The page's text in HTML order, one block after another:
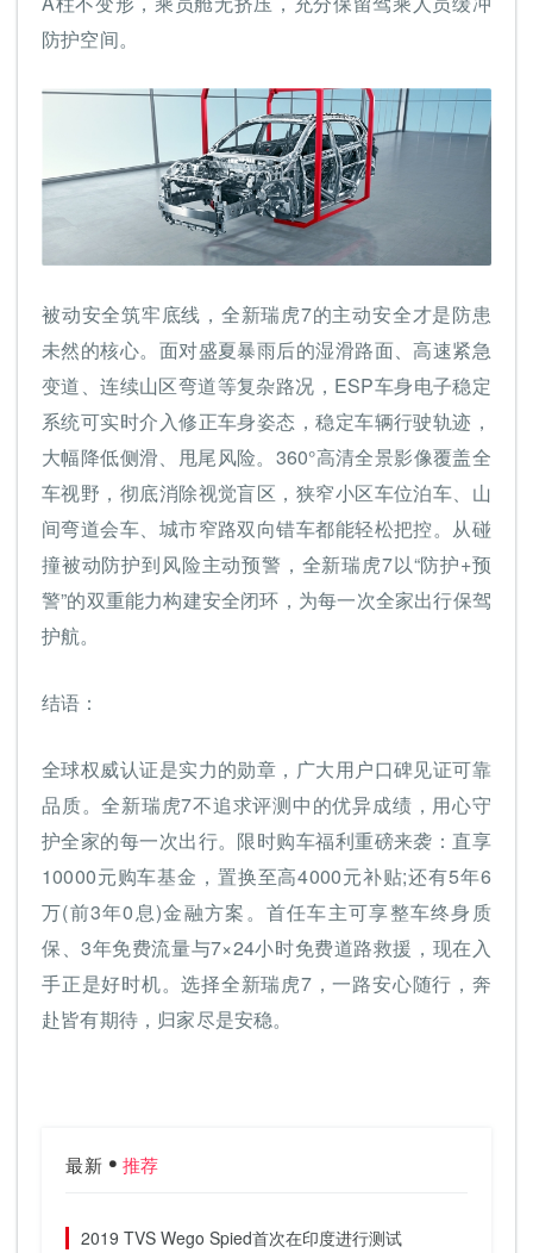
防护空间。
被动安全筑牢底线，全新瑞虎7的主动安全才是防患
未然的核心。面对盛夏暴雨后的湿滑路面、高速紧急
变道、连续山区弯道等复杂路况，ESP车身电子稳定
系统可实时介入修正车身姿态，稳定车辆行驶轨迹，
大幅降低侧滑、甩尾风险。360°高清全景影像覆盖全
车视野，彻底消除视觉盲区，狭窄小区车位泊车、山
间弯道会车、城市窄路双向错车都能轻松把控。从碰
撞被动防护到风险主动预警，全新瑞虎7以“防护+预
警”的双重能力构建安全闭环，为每一次全家出行保驾
护航。
结语：
全球权威认证是实力的勋章，广大用户口碑见证可靠
品质。全新瑞虎7不追求评测中的优异成绩，用心守
护全家的每一次出行。限时购车福利重磅来袭：直享
10000元购车基金，置换至高4000元补贴;还有5年6
万(前3年0息)金融方案。首任车主可享整车终身质
保、3年免费流量与7×24小时免费道路救援，现在入
手正是好时机。选择全新瑞虎7，一路安心随行，奔
赴皆有期待，归家尽是安稳。
最新 推荐
2019 TVS Wego Spied首次在印度进行测试